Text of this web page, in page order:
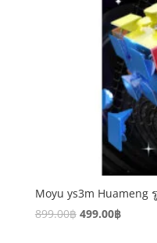
Moyu ys3m Huameng
899.00฿ 499.00฿